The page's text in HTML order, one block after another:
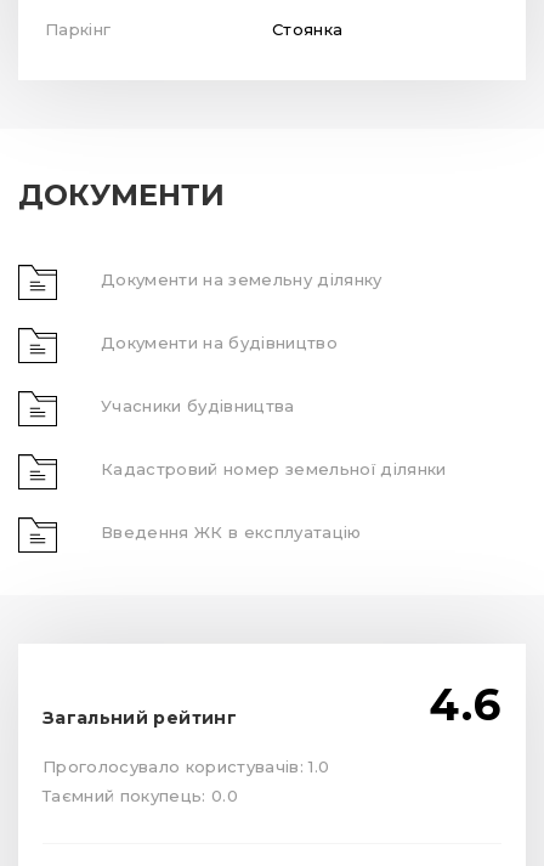
Паркінг Стоянка
ДОКУМЕНТИ
Документи на земельну ділянку
Документи на будівництво
Учасники будівництва
Кадастровий номер земельної ділянки
Введення ЖК в експлуатацію
Загальний рейтинг 4.6
Проголосувало користувачів: 1.0
Таємний покупець: 0.0